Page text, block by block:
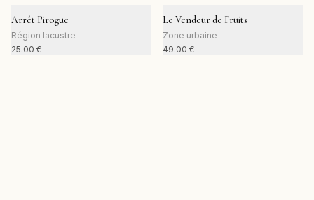
Arrêt Pirogue
Région lacustre
25.00 €
Le Vendeur de Fruits
Zone urbaine
49.00 €